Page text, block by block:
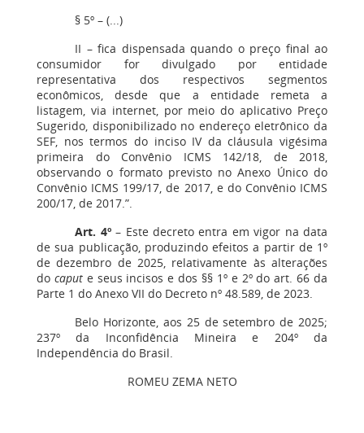
§ 5º – (...)
II – fica dispensada quando o preço final ao
consumidor for divulgado por entidade
representativa dos respectivos segmentos
econômicos, desde que a entidade remeta a
listagem, via internet, por meio do aplicativo Preço
Sugerido, disponibilizado no endereço eletrônico da
SEF, nos termos do inciso IV da cláusula vigésima
primeira do Convênio ICMS 142/18, de 2018,
observando o formato previsto no Anexo Único do
Convênio ICMS 199/17, de 2017, e do Convênio ICMS
200/17, de 2017.”.
Art. 4º– Este decreto entra em vigor na data
de sua publicação, produzindo efeitos a partir de 1º
de dezembro de 2025, relativamente às alterações
do caput e seus incisos e dos §§ 1º e 2º do art. 66 da
Parte 1 do Anexo VII do Decreto nº 48.589, de 2023.
Belo Horizonte, aos 25 de setembro de 2025;
237º da Inconfidência Mineira e 204º da
Independência do Brasil.
ROMEU ZEMA NETO